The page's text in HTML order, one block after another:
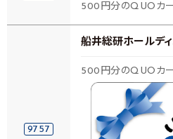
500円分のQUOカ
9757
船井総研ホールデ
500円分のQUOカ